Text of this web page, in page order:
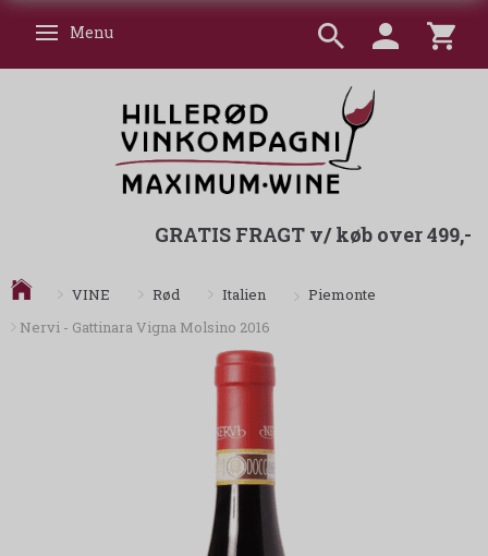
Skifte navigation
Menu
GRATIS FRAGT v/ køb over 499,-
VINE Rød Italien
Piemonte
Nervi - Gattinara Vigna Molsino 2016